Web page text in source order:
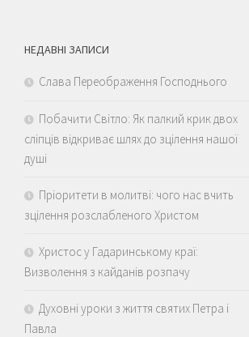
НЕДАВНІ ЗАПИСИ
Слава Переображення Господнього
Побачити Світло: Як палкий крик двох
сліпців відкриває шлях до зцілення нашої
душі
Пріоритети в молитві: чого нас вчить
зцілення розслабленого Христом
Христос у Гадаринському краї:
Визволення з кайданів розпачу
Духовні уроки з життя святих Петра і
Павла